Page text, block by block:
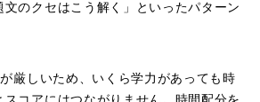
のクセはこう解く」といったパターン
厳しいため、いくら学力があっても時